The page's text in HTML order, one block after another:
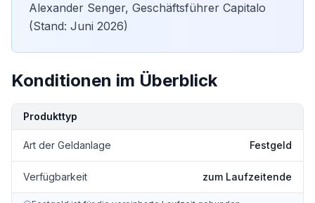
Alexander Senger, Geschäftsführer Capitalo
(Stand: Juni 2026)
Konditionen im Überblick
KonditionDetails
Produkttyp
Art der Geldanlage Festgeld
Verfügbarkeit zum Laufzeitende